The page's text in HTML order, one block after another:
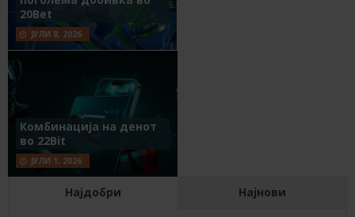
20Bet
ЈУЛИ 8, 2026
Комбинација на денот
во 22Bit
ЈУЛИ 1, 2026
Најдобри Најнови